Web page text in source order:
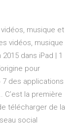
musique et
vidéos, musique
dans iPad | 1
pour
des applications
C’est la première
télécharger de la
social